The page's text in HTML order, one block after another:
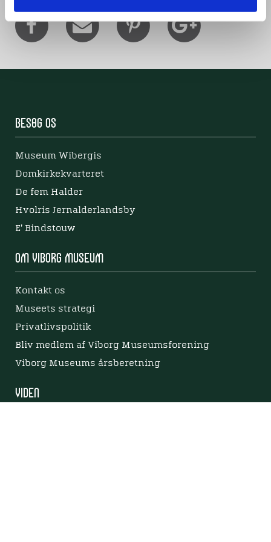
Besøg os
Museum Wibergis
Domkirkekvarteret
De fem Halder
Hvolris Jernalderlandsby
E' Bindstouw
Om Viborg Museum
Kontakt os
Museets strategi
Privatlivspolitik
Bliv medlem af Viborg Museumsforening
Viborg Museums årsberetning
Viden